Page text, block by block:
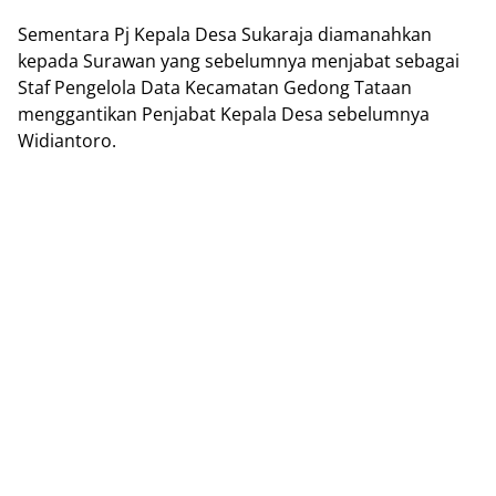
Sementara Pj Kepala Desa Sukaraja diamanahkan
kepada Surawan yang sebelumnya menjabat sebagai
Staf Pengelola Data Kecamatan Gedong Tataan
menggantikan Penjabat Kepala Desa sebelumnya
Widiantoro.